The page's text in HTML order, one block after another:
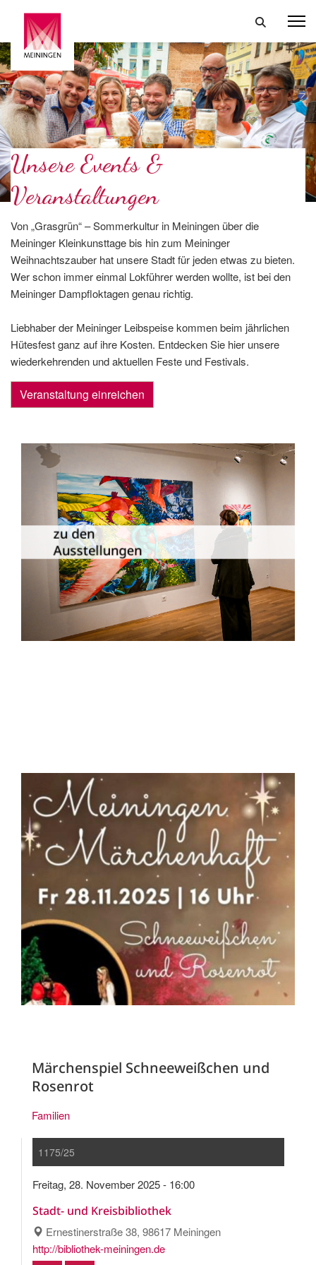
Unsere Events &
Veranstaltungen
Von „Grasgrün“ – Sommerkultur in Meiningen über die
Meininger Kleinkunsttage bis hin zum Meininger
Weihnachtszauber hat unsere Stadt für jeden etwas zu bieten.
Wer schon immer einmal Lokführer werden wollte, ist bei den
Meininger Dampfloktagen genau richtig.
Liebhaber der Meininger Leibspeise kommen beim jährlichen
Hütesfest ganz auf ihre Kosten. Entdecken Sie hier unsere
wiederkehrenden und aktuellen Feste und Festivals.
Veranstaltung einreichen
zu den
Ausstellungen
Die Dauer­ausstellungen in Meiningen
und Umgebung als Übersicht.
zu den Ausstellungen
Märchenspiel Schneeweißchen und
Rosenrot
Familien
1175/25
Freitag, 28. November 2025 - 16:00
Stadt- und Kreisbibliothek
Ernestinerstraße 38, 98617 Meiningen
http://bibliothek-meiningen.de